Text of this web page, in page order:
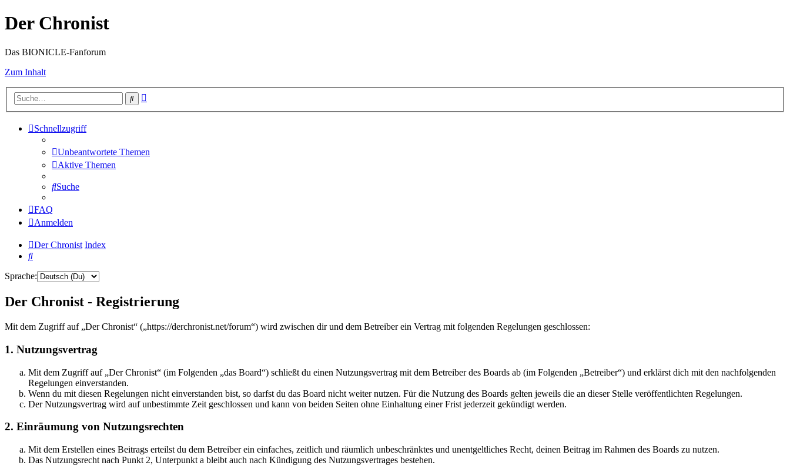
Der Chronist
Das BIONICLE-Fanforum
Zum Inhalt
Suche
Schnellzugriff
Unbeantwortete Themen
Aktive Themen
Suche
FAQ
Anmelden
Der Chronist Index
Suche
Sprache:
Der Chronist - Registrierung
Mit dem Zugriff auf „Der Chronist“ („https://derchronist.net/forum“) wird zwischen dir und dem Betreiber ein Vertrag mit folgenden Regelungen geschlossen:
1. Nutzungsvertrag
Mit dem Zugriff auf „Der Chronist“ (im Folgenden „das Board“) schließt du einen Nutzungsvertrag mit dem Betreiber des Boards ab (im Folgenden „Betreiber“) und erklärst dich mit den nachfolgenden
Regelungen einverstanden.
Wenn du mit diesen Regelungen nicht einverstanden bist, so darfst du das Board nicht weiter nutzen. Für die Nutzung des Boards gelten jeweils die an dieser Stelle veröffentlichten Regelungen.
Der Nutzungsvertrag wird auf unbestimmte Zeit geschlossen und kann von beiden Seiten ohne Einhaltung einer Frist jederzeit gekündigt werden.
2. Einräumung von Nutzungsrechten
Mit dem Erstellen eines Beitrags erteilst du dem Betreiber ein einfaches, zeitlich und räumlich unbeschränktes und unentgeltliches Recht, deinen Beitrag im Rahmen des Boards zu nutzen.
Das Nutzungsrecht nach Punkt 2, Unterpunkt a bleibt auch nach Kündigung des Nutzungsvertrages bestehen.